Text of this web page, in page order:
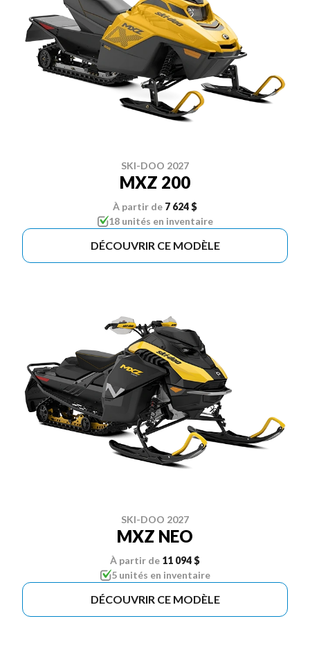
SKI-DOO 2027
MXZ 200
À partir de 7 624 $
18 unités en inventaire
DÉCOUVRIR CE MODÈLE
SKI-DOO 2027
MXZ NEO
À partir de 11 094 $
5 unités en inventaire
DÉCOUVRIR CE MODÈLE